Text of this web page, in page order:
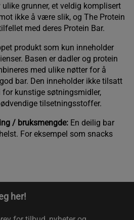
ulike grunner, et veldig komplisert
ikke å være slik, og The Protein
med deres Protein Bar.
produkt som kun inneholder
Basen er dadler og protein
med ulike nøtter for å
bar. Den inneholder ikke tilsatt
kunstige søtningsmidler,
tilsetningsstoffer.
/ bruksmengde: En deilig bar
For eksempel som snacks
her!